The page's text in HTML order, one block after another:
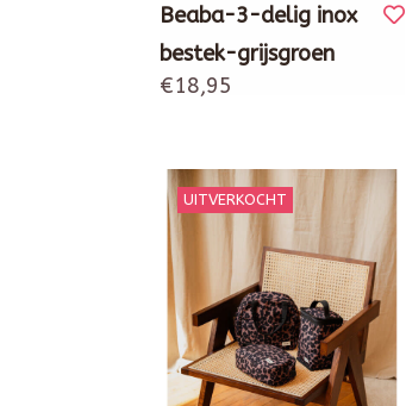
Beaba-3-delig inox
bestek-grijsgroen
€18,95
UITVERKOCHT